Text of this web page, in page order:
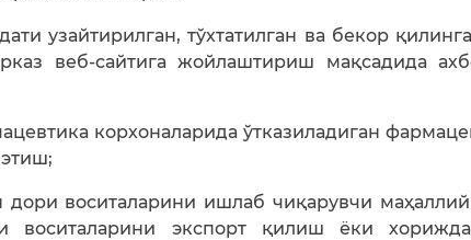
узайтирилган, тўхтатилган ва бекор
веб-сайтига жойлаштириш мақсадида
корхоналарида ўтказиладиган
дори воситаларини ишлаб чиқарувчи маҳаллий
воситаларини экспорт қилиш ёки